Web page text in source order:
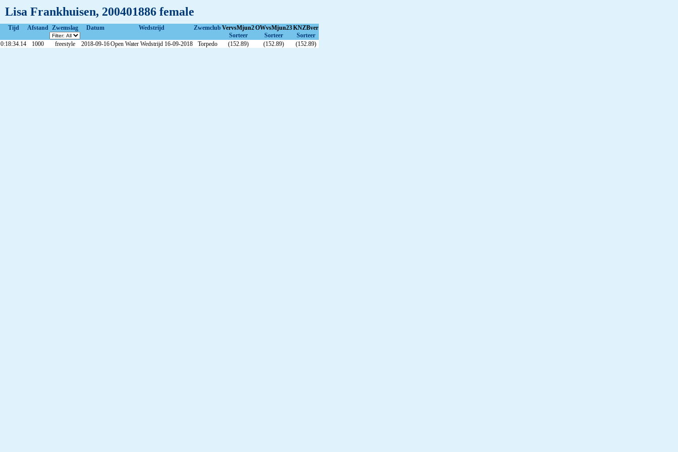
Lisa Frankhuisen, 200401886 female
Tijd Afstand Zwemslag Datum Wedstrijd Zwemclub VervsMjun2
Sorteer
OWvsMjun23
Sorteer
KNZBver
Sorteer
0:18:34.14
1000 freestyle 2018-09-16Open Water Wedstrijd 16-09-2018 Torpedo (152.89) (152.89) (152.89)